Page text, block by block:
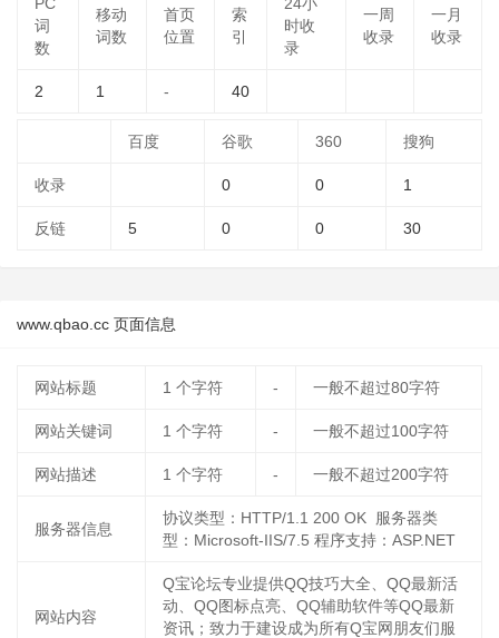
词
数
移动
词数
首页
位置
索
引
时收
录
一周
收录
一月
收录
2 1 - 40
百度 谷歌 360 搜狗
收录 0 0 1
反链 5 0 0 30
www.qbao.cc 页面信息
网站标题 1 个字符 - 一般不超过80字符
网站关键词 1 个字符 - 一般不超过100字符
网站描述 1 个字符 - 一般不超过200字符
服务器信息
协议类型：HTTP/1.1 200 OK 服务器类
型：Microsoft-IIS/7.5 程序支持：ASP.NET
网站内容
Q宝论坛专业提供QQ技巧大全、QQ最新活
动、QQ图标点亮、QQ辅助软件等QQ最新
资讯；致力于建设成为所有Q宝网朋友们服